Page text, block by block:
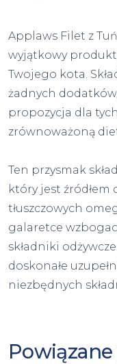
Applaws Filet z
wyjątkowy
Twojego kota.
żadnych
propozycja dla
zrównoważoną
Ten przysmak
który jest źródłem
tłuszczowych
galaretce
składniki
doskonałe
niezbędnych